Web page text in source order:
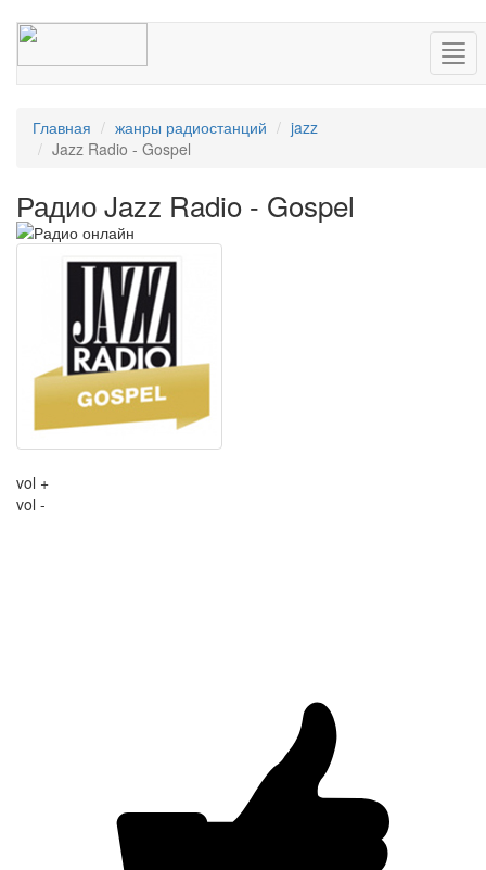
Главная жанры радиостанций
jazz
Jazz Radio - Gospel
Радио Jazz Radio - Gospel
vol +
vol -